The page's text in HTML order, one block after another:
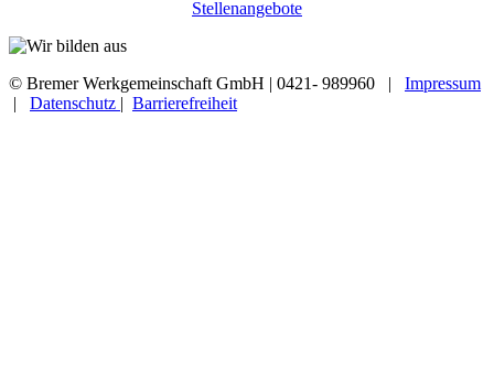
Stellenangebote
© Bremer Werkgemeinschaft GmbH | 0421- 989960 | Impressum
| Datenschutz | Barrierefreiheit